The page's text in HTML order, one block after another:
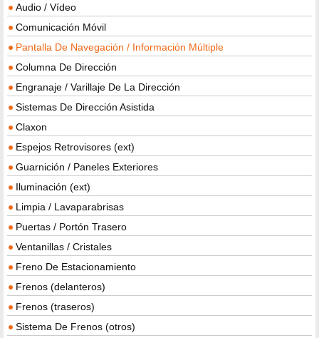
Audio / Vídeo
Comunicación Móvil
Pantalla De Navegación / Información Múltiple
Columna De Dirección
Engranaje / Varillaje De La Dirección
Sistemas De Dirección Asistida
Claxon
Espejos Retrovisores (ext)
Guarnición / Paneles Exteriores
Iluminación (ext)
Limpia / Lavaparabrisas
Puertas / Portón Trasero
Ventanillas / Cristales
Freno De Estacionamiento
Frenos (delanteros)
Frenos (traseros)
Sistema De Frenos (otros)